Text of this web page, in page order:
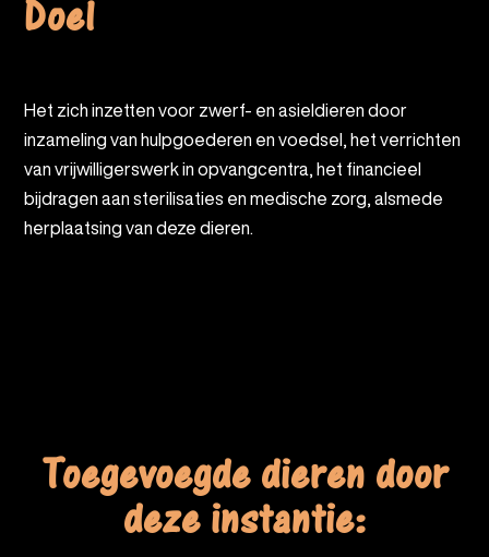
Doel
Het zich inzetten voor zwerf- en asieldieren door
inzameling van hulpgoederen en voedsel, het verrichten
van vrijwilligerswerk in opvangcentra, het financieel
bijdragen aan sterilisaties en medische zorg, alsmede
herplaatsing van deze dieren.
Toegevoegde dieren door
deze instantie: